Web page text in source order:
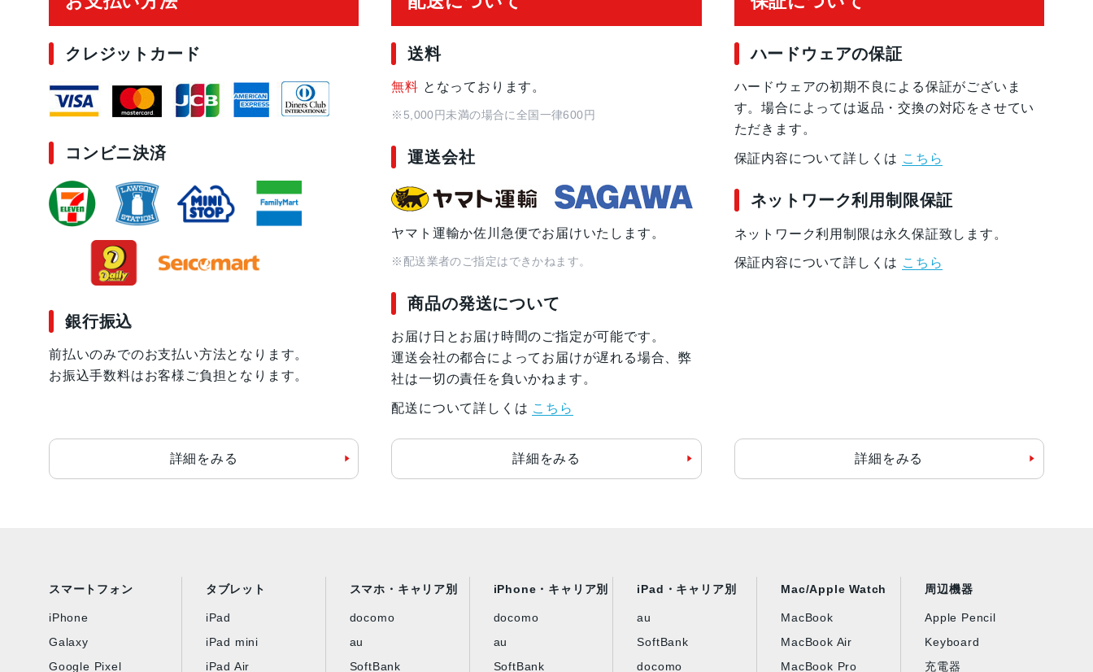
2022年9月16日
クレジットカード
コンビニ決済
銀行振込
前払いのみでのお支払い方法となります。
お振込手数料はお客様ご負担となります。
詳細をみる
送料
無料 となっております。
※5,000円未満の場合に全国一律600円
運送会社
ヤマト運輸か佐川急便でお届けいたします。
※配送業者のご指定はできかねます。
商品の発送について
お届け日とお届け時間のご指定が可能です。
運送会社の都合によってお届けが遅れる場合、弊
社は一切の責任を負いかねます。
配送について詳しくは こちら
詳細をみる
ハードウェアの保証
ハードウェアの初期不良による保証がございま
す。場合によっては返品・交換の対応をさせてい
ただきます。
保証内容について詳しくは こちら
ネットワーク利用制限保証
ネットワーク利用制限は永久保証致します。
保証内容について詳しくは こちら
詳細をみる
スマートフォン
iPhone
Galaxy
Google Pixel
タブレット
iPad
iPad mini
iPad Air
スマホ・キャリア別
docomo
au
SoftBank
iPhone・キャリア別
docomo
au
SoftBank
iPad・キャリア別
au
SoftBank
docomo
Mac/Apple Watch
MacBook
MacBook Air
MacBook Pro
周辺機器
Apple Pencil
Keyboard
充電器